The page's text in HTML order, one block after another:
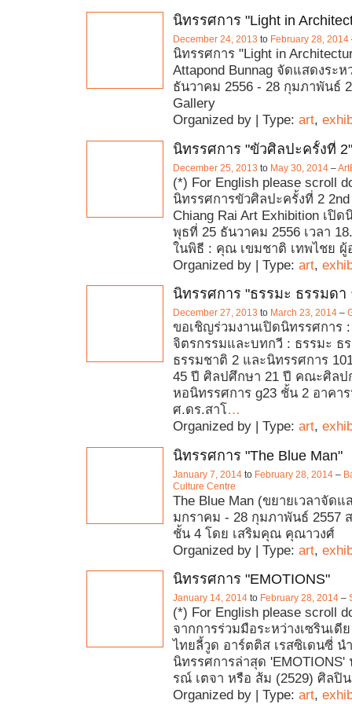
นิทรรศการ "Light in
December 24, 2013 to February 28, 2014
นิทรรศการ "Light in
Attapond Bunnag จัดแสดงระห
ธันวาคม 2556 - 28 กุมภาพันธ์
Gallery
Organized by | Type: art,
นิทรรศการ "ขัวศิลปะครั้งที่ 2"
December 25, 2013 to May 30, 2014 –
(*) For English please scroll
นิทรรศการขัวศิลปะครั้งที่ 2 2nd
Chiang Rai Art Exhibition เปิ
พุธที่ 25 ธันวาคม 2556 เวลา
ในพิธี : คุณ เขมชาติ เทพไชย ผู้
Organized by | Type: art,
นิทรรศการ "ธรรมะ ธรรมดา
December 27, 2013 to March 23, 2014 –
ขอเชิญร่วมงานเปิดนิทรรศการ
จิตรกรรมและบทกวี : ธรรมะ ธ
ธรรมชาติ 2 และนิทรรศการ
45 ปี ศิลปศึกษา 21 ปี คณะศิล
หอนิทรรศการ g23 ชั้น 2 อาคา
ศ.ดร.สาโ…
Organized by | Type: art,
นิทรรศการ "The Blue Man"
January 7, 2014 to February 28, 2014 –
Culture Centre
The Blue Man (ขยายเวลาจัด
มกราคม - 28 กุมภาพันธ์ 2557
ชั้น 4 โดย เสริมคุณ คุณาวงศ์
Organized by | Type: art,
นิทรรศการ "EMOTIONS"
January 14, 2014 to February 28, 2014 –
(*) For English please scroll
จากการร่วมมือระหว่างเซรินเดี
ไทยลี้วูด อาร์ตติส เรสซิเดนซี่ น
นิทรรศการล่าสุด 'EMOTIONS'
รณ์ เตจา หรือ ส้ม (2529) ศิลปิ
Organized by | Type: art,